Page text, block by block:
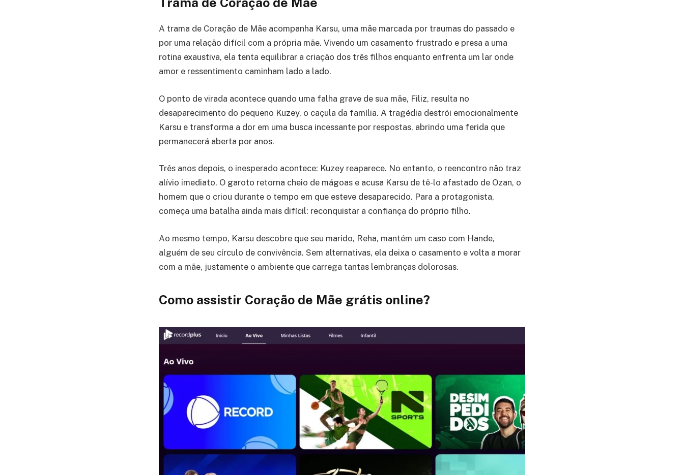
A trama de Coração de Mãe acompanha Karsu, uma mãe marcada por traumas do passado e
por uma relação difícil com a própria mãe. Vivendo um casamento frustrado e presa a uma
rotina exaustiva, ela tenta equilibrar a criação dos três filhos enquanto enfrenta um lar onde
amor e ressentimento caminham lado a lado.
O ponto de virada acontece quando uma falha grave de sua mãe, Filiz, resulta no
desaparecimento do pequeno Kuzey, o caçula da família. A tragédia destrói emocionalmente
Karsu e transforma a dor em uma busca incessante por respostas, abrindo uma ferida que
permanecerá aberta por anos.
Três anos depois, o inesperado acontece: Kuzey reaparece. No entanto, o reencontro não traz
alívio imediato. O garoto retorna cheio de mágoas e acusa Karsu de tê-lo afastado de Ozan, o
homem que o criou durante o tempo em que esteve desaparecido. Para a protagonista,
começa uma batalha ainda mais difícil: reconquistar a confiança do próprio filho.
Ao mesmo tempo, Karsu descobre que seu marido, Reha, mantém um caso com Hande,
alguém de seu círculo de convivência. Sem alternativas, ela deixa o casamento e volta a morar
com a mãe, justamente o ambiente que carrega tantas lembranças dolorosas.
Como assistir Coração de Mãe grátis online?